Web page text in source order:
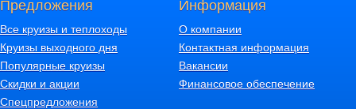
Предложения
Все круизы и теплоходы
Круизы выходного дня
Популярные круизы
Скидки и акции
Спецпредложения
Информация
О компании
Контактная информация
Вакансии
Финансовое обеспечение